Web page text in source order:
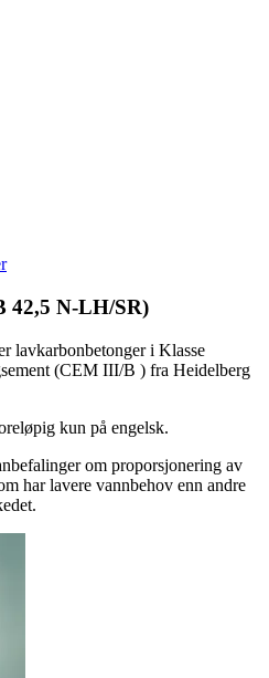
42,5 N-LH/SR)
lavkarbonbetonger i Klasse
(CEM III/B ) fra Heidelberg
kun på engelsk.
om proporsjonering av
har lavere vannbehov enn andre